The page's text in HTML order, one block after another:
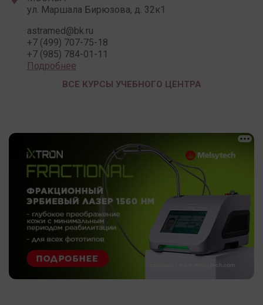
ул. Маршала Бирюзова, д. 32к1
astramed@bk.ru
+7 (499) 707-75-18
+7 (985) 784-01-11
Подробнее
ВСЕ КУРСЫ УЧЕБНОГО ЦЕНТРА